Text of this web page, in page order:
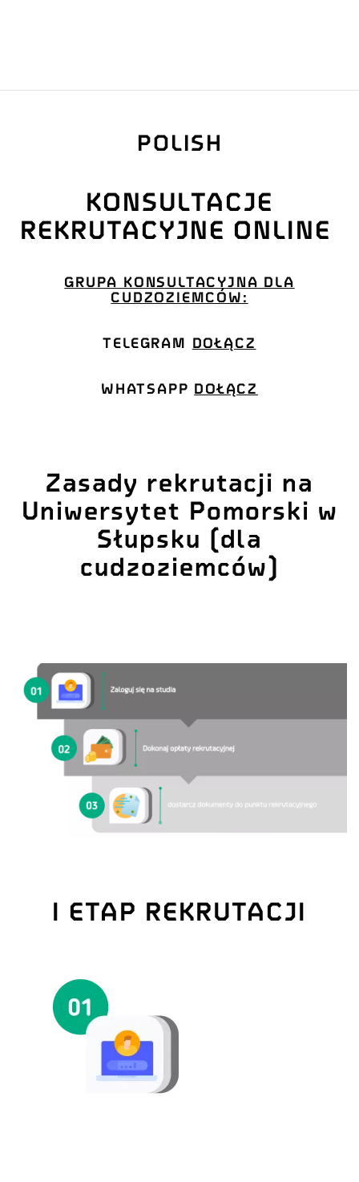
POLISH
KONSULTACJE
REKRUTACYJNE ONLINE
GRUPA KONSULTACYJNA DLA
CUDZOZIEMCÓW:
TELEGRAM DOŁĄCZ
WHATSAPP DOŁĄCZ
Zasady rekrutacji na
Uniwersytet Pomorski w
Słupsku (dla
cudzoziemców)
I ETAP REKRUTACJI